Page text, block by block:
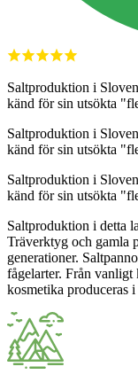
Saltproduktion i
känd för sin utsökta
Saltproduktion i
känd för sin utsökta
Saltproduktion i
känd för sin utsökta
Saltproduktion i detta
Träverktyg och gamla
generationer.
fågelarter. Från vanligt
kosmetika produceras